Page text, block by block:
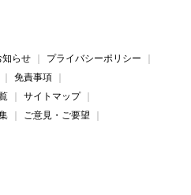
知らせ
プライバシーポリシー
免責事項
サイトマップ
ご意見・ご要望